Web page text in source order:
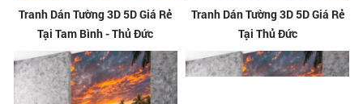
Tranh Dán Tường 3D 5D Giá Rẻ
Tại Tam Bình - Thủ Đức
Tranh Dán Tường 3D 5D Giá Rẻ
Tại Thủ Đức